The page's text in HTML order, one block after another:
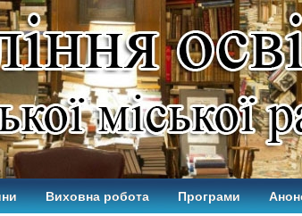
Виховна робота Програми